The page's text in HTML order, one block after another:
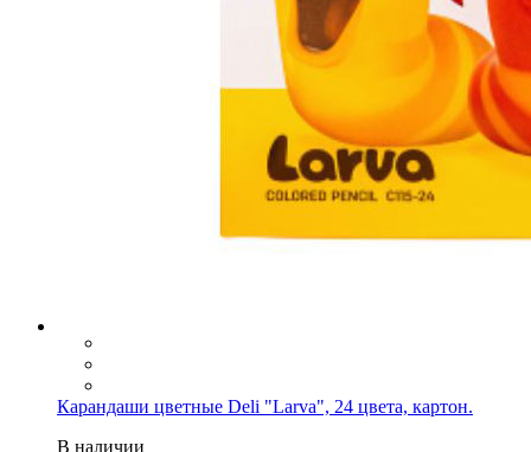
Карандаши цветные Deli "Larva", 24 цвета, картон.
В наличии